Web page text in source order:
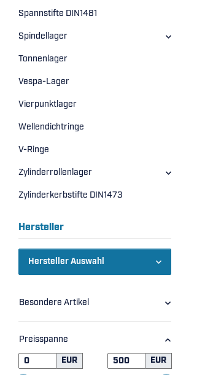
Spannstifte DIN1481
Spindellager
Tonnenlager
Vespa-Lager
Vierpunktlager
Wellendichtringe
V-Ringe
Zylinderrollenlager
Zylinderkerbstifte DIN1473
Hersteller
Hersteller Auswahl
Besondere Artikel
Preisspanne
EUR
EUR